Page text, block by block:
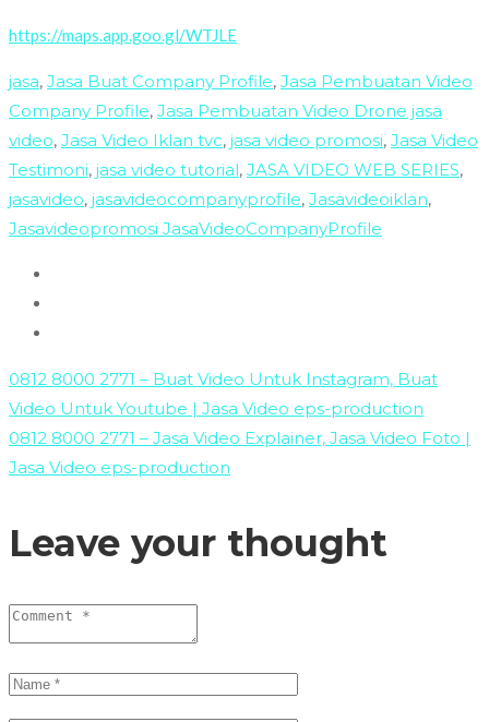
https://maps.app.goo.gl/WTJLE
jasa, Jasa Buat Company Profile, Jasa Pembuatan Video
Company Profile, Jasa Pembuatan Video Drone jasa
video, Jasa Video Iklan tvc, jasa video promosi, Jasa Video
Testimoni, jasa video tutorial, JASA VIDEO WEB SERIES,
jasavideo, jasavideocompanyprofile, Jasavideoiklan,
Jasavideopromosi JasaVideoCompanyProfile
0812 8000 2771 – Buat Video Untuk Instagram, Buat
Video Untuk Youtube | Jasa Video eps-production
0812 8000 2771 – Jasa Video Explainer, Jasa Video Foto |
Jasa Video eps-production
Leave your thought